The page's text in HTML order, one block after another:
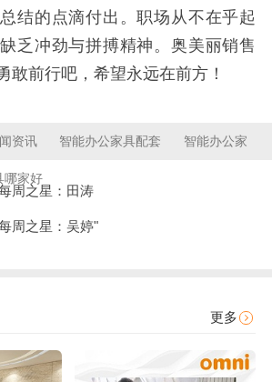
结的点滴付出。职场从不在乎起
乏冲劲与拼搏精神。奥美丽销售
敢前行吧，希望永远在前方！
资讯 智能办公家具配套 智能办公家
哪家好
周之星：田涛
周之星：吴婷"
更多